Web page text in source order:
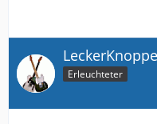
Erleuchteter